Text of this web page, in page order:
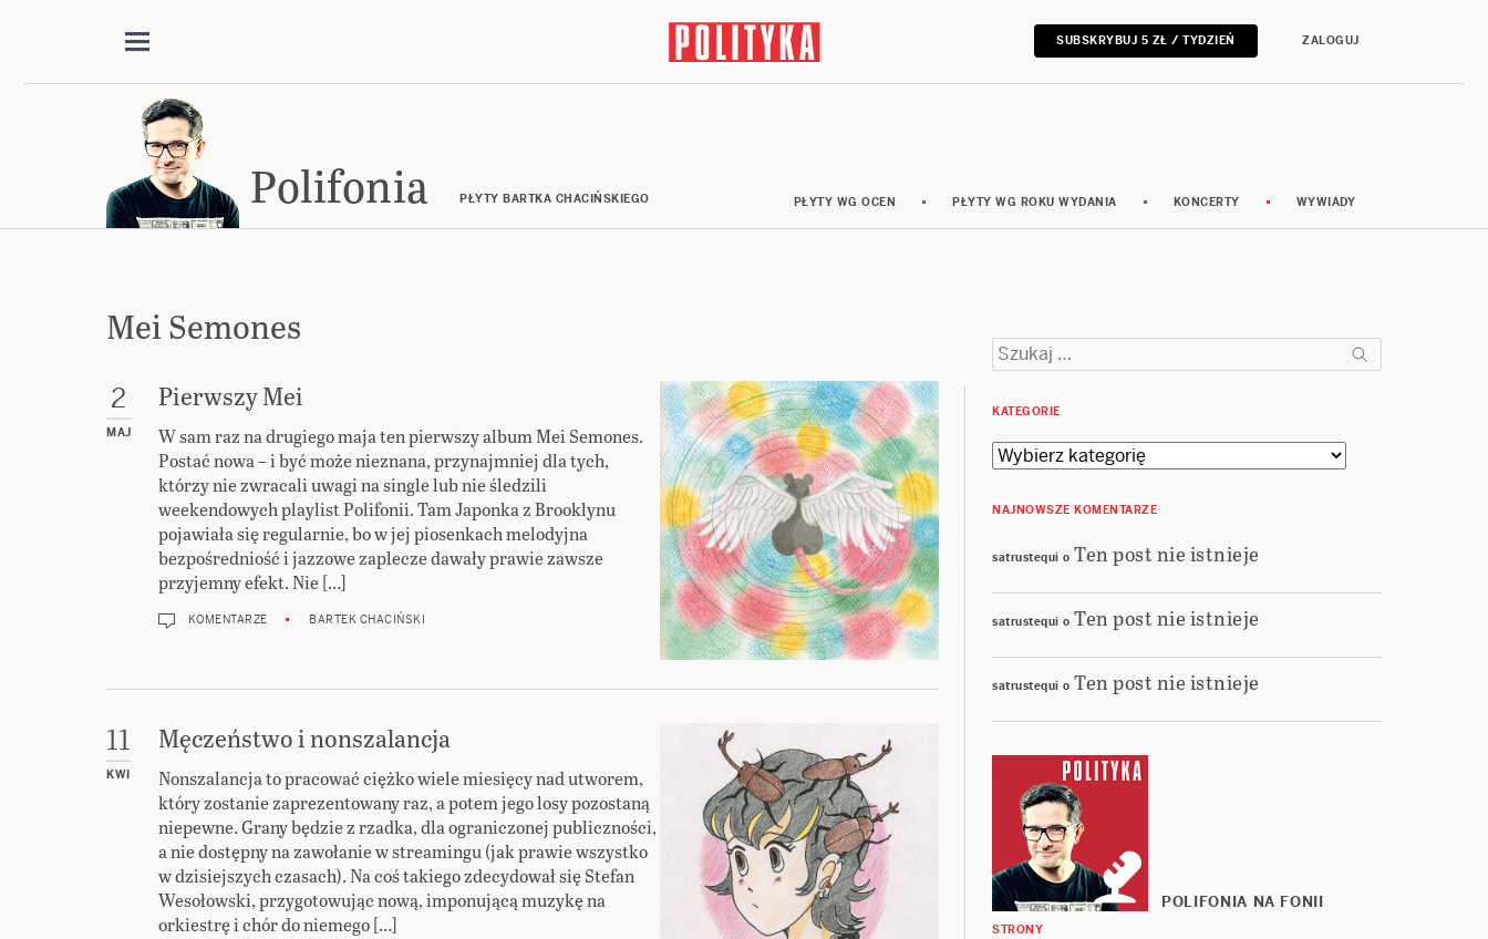
SUBSKRYBUJ 5 ZŁ / TYDZIEŃ ZALOGUJ
Polifonia PŁYTY BARTKA CHACIŃSKIEGO PŁYTY WG OCEN PŁYTY WG ROKU WYDANIA KONCERTY WYWIADY
Mei Semones
2
MAJ
Pierwszy Mei
W sam raz na drugiego maja ten pierwszy album Mei Semones.
Postać nowa – i być może nieznana, przynajmniej dla tych,
którzy nie zwracali uwagi na single lub nie śledzili
weekendowych playlist Polifonii. Tam Japonka z Brooklynu
pojawiała się regularnie, bo w jej piosenkach melodyjna
bezpośredniość i jazzowe zaplecze dawały prawie zawsze
przyjemny efekt. Nie […]
KOMENTARZE BARTEK CHACIŃSKI
11
KWI
Męczeństwo i nonszalancja
Nonszalancja to pracować ciężko wiele miesięcy nad utworem,
który zostanie zaprezentowany raz, a potem jego losy pozostaną
niepewne. Grany będzie z rzadka, dla ograniczonej publiczności,
a nie dostępny na zawołanie w streamingu (jak prawie wszystko
w dzisiejszych czasach). Na coś takiego zdecydował się Stefan
Wesołowski, przygotowując nową, imponującą muzykę na
orkiestrę i chór do niemego […]
Szukaj:
KATEGORIE
Kategorie
NAJNOWSZE KOMENTARZE
satrustequi o Ten post nie istnieje
satrustequi o Ten post nie istnieje
satrustequi o Ten post nie istnieje
POLIFONIA NA FONII
STRONY